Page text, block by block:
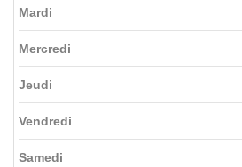
Mardi
Mercredi
Jeudi
Vendredi
Samedi